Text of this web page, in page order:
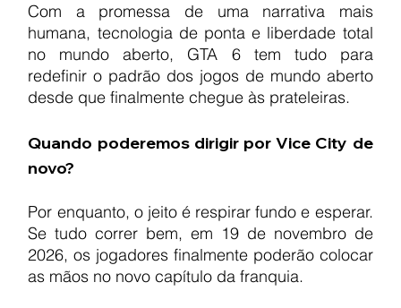
Com a promessa de uma narrativa mais
humana, tecnologia de ponta e liberdade total
no mundo aberto, GTA 6 tem tudo para
redefinir o padrão dos jogos de mundo aberto
desde que finalmente chegue às prateleiras.
Quando poderemos dirigir por Vice City de
novo?
Por enquanto, o jeito é respirar fundo e esperar.
Se tudo correr bem, em 19 de novembro de
2026, os jogadores finalmente poderão colocar
as mãos no novo capítulo da franquia.